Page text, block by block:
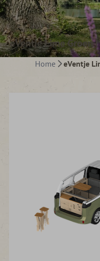
eVentje Lime Groen
Home eVentje